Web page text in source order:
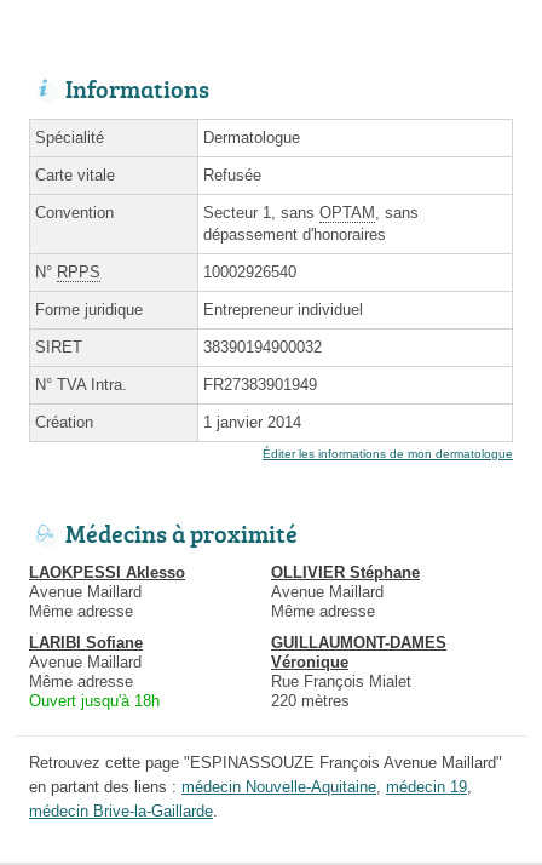
Informations
Spécialité Dermatologue
Carte vitale Refusée
Convention Secteur 1, sans OPTAM
, sans
dépassement d'honoraires
N° RPPS 10002926540
Forme juridique Entrepreneur individuel
SIRET 38390194900032
N° TVA Intra. FR27383901949
Création 1 janvier 2014
Éditer les informations de mon dermatologue
Médecins à proximité
LAOKPESSI Aklesso
Avenue Maillard
Même adresse
OLLIVIER Stéphane
Avenue Maillard
Même adresse
LARIBI Sofiane
Avenue Maillard
Même adresse
Ouvert jusqu'à 18h
GUILLAUMONT-DAMES
Véronique
Rue François Mialet
220 mètres
Retrouvez cette page "ESPINASSOUZE François Avenue Maillard"
en partant des liens : médecin Nouvelle-Aquitaine médecin 19
médecin Brive-la-Gaillarde